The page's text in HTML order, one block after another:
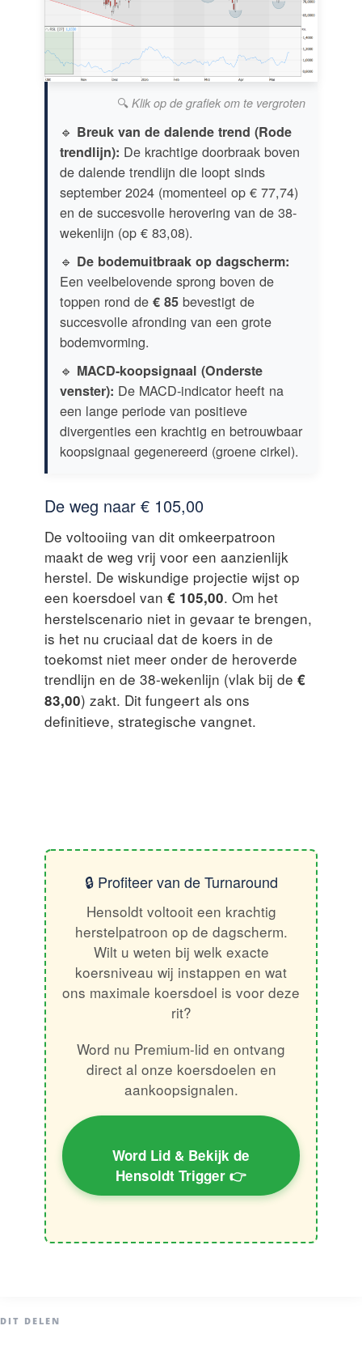
🔍 Klik op de grafiek om te vergroten
🔹 Breuk van de dalende trend (Rode
trendlijn): De krachtige doorbraak boven
de dalende trendlijn die loopt sinds
september 2024 (momenteel op € 77,74)
en de succesvolle herovering van de 38-
wekenlijn (op € 83,08).
🔹 De bodemuitbraak op dagscherm:
Een veelbelovende sprong boven de
toppen rond de € 85 bevestigt de
succesvolle afronding van een grote
bodemvorming.
🔹 MACD-koopsignaal (Onderste
venster): De MACD-indicator heeft na
een lange periode van positieve
divergenties een krachtig en betrouwbaar
koopsignaal gegenereerd (groene cirkel).
De weg naar € 105,00
De voltooiing van dit omkeerpatroon
maakt de weg vrij voor een aanzienlijk
herstel. De wiskundige projectie wijst op
een koersdoel van € 105,00. Om het
herstelscenario niet in gevaar te brengen,
is het nu cruciaal dat de koers in de
toekomst niet meer onder de heroverde
trendlijn en de 38-wekenlijn (vlak bij de €
83,00) zakt. Dit fungeert als ons
definitieve, strategische vangnet.
🔒 Profiteer van de Turnaround
Hensoldt voltooit een krachtig
herstelpatroon op de dagscherm.
Wilt u weten bij welk exacte
koersniveau wij instappen en wat
ons maximale koersdoel is voor deze
rit?
Word nu Premium-lid en ontvang
direct al onze koersdoelen en
aankoopsignalen.
Word Lid & Bekijk de
Hensoldt Trigger 👉